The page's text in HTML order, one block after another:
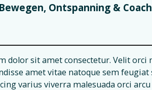
Ontspanning &
dolor sit amet consectetur. Velit
amet vitae natoque sem
varius viverra malesuada orci